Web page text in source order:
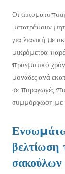
Οι
μετατρέπουν
για λιανική με
μικρόμετρα
πραγματικό
μονάδες ανά
σε παραγωγές
συμμόρφωση με